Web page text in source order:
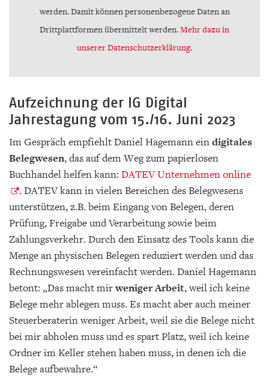
werden. Damit können personenbezogene Daten an
Drittplattformen übermittelt werden.Mehr dazu in
unserer Datenschutzerklärung.
Aufzeichnung der IG Digital
Jahrestagung vom 15./16. Juni 2023
Im Gespräch empfiehlt Daniel Hagemann eindigitales
Belegwesen, das auf dem Weg zum papierlosen
Buchhandel helfen kann: DATEV Unternehmen online
. DATEV kann in vielen Bereichen des Belegwesens
unterstützen, z.B. beim Eingang von Belegen, deren
Prüfung, Freigabe und Verarbeitung sowie beim
Zahlungsverkehr. Durch den Einsatz des Tools kann die
Menge an physischen Belegen reduziert werden und das
Rechnungswesen vereinfacht werden. Daniel Hagemann
betont: „Das macht mirweniger Arbeit, weil ich keine
Belege mehr ablegen muss. Es macht aber auch meiner
Steuerberaterin weniger Arbeit, weil sie die Belege nicht
bei mir abholen muss und es spart Platz, weil ich keine
Ordner im Keller stehen haben muss, in denen ich die
Belege aufbewahre.“